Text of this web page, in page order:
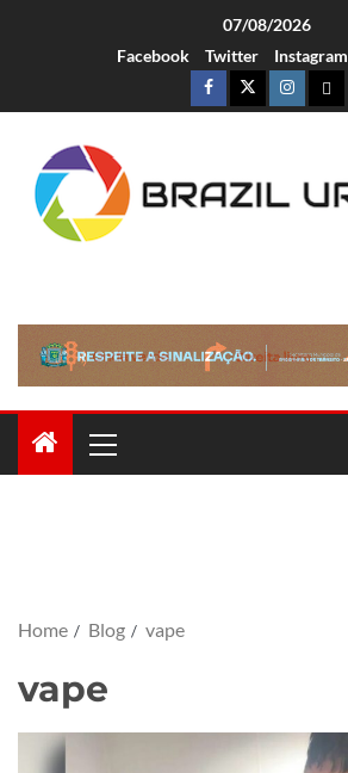
07/08/2026
Facebook
Twitter Instagram
Home Blog vape
vape